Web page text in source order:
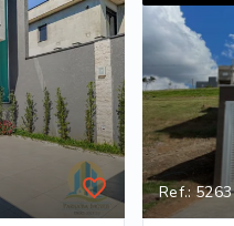
Ref.: 5263